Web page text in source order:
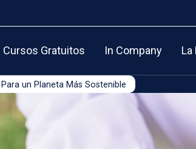
Cursos Gratuitos In Company La
un Planeta Más Sostenible